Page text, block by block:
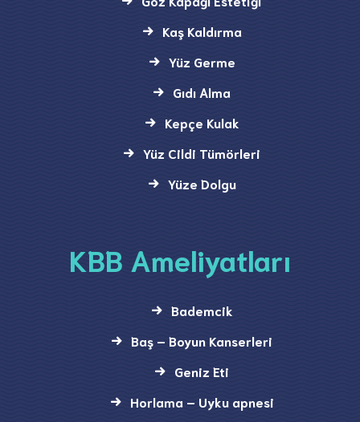
Kaş Kaldırma
Yüz Germe
Gıdı Alma
Kepçe Kulak
Yüz Cildi Tümörleri
Yüze Dolgu
KBB Ameliyatları
Bademcik
Baş – Boyun Kanserleri
Geniz Eti
Horlama – Uyku apnesi